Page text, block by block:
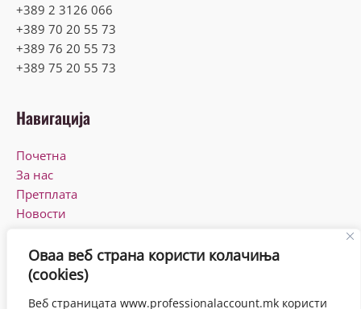
Оваа веб страна користи колачиња
(cookies)
Веб страницата www.professionalaccount.mk користи
+389 2 3126 066
+389 70 20 55 73
+389 76 20 55 73
+389 75 20 55 73
Навигација
Почетна
За нас
Претплата
Новости
Контакт
Работно време